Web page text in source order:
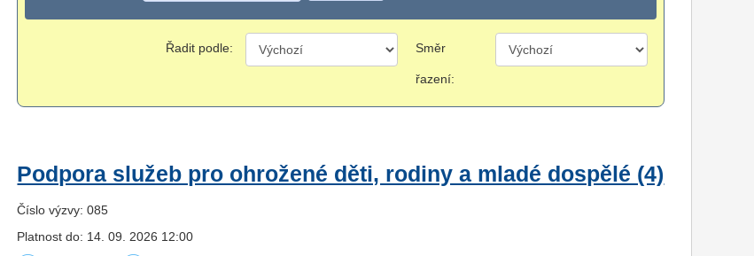
Řadit podle: Směr
řazení:
Podpora služeb pro ohrožené děti, rodiny a mladé dospělé (4)
Číslo výzvy: 085
Platnost do: 14. 09. 2026 12:00